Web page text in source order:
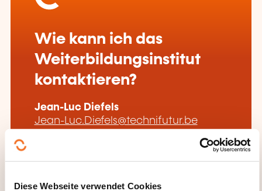
Diese Webseite verwendet Cookies
Wie kann ich das
Weiterbildungsinstitut
kontaktieren?
Jean-Luc Diefels
Jean-Luc.Diefels@technifutur.be
Mehr zum Weiterbildungsanbieter: